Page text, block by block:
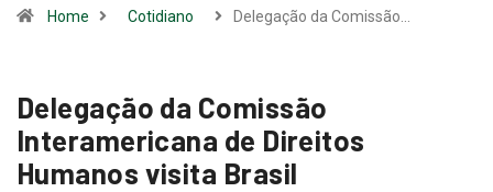
Home Cotidiano Delegação da Comissão…
Delegação da Comissão
Interamericana de Direitos
Humanos visita Brasil